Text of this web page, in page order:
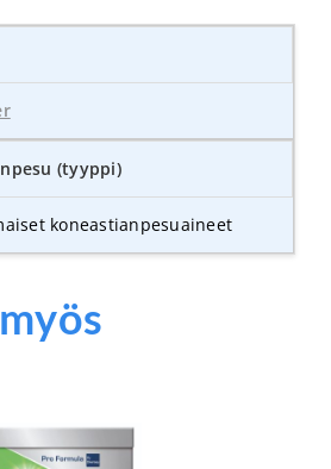
(tyyppi)
koneastianpesuaineet